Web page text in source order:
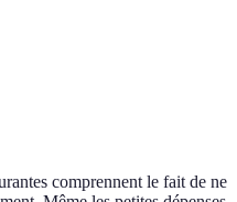
comprennent le fait de ne